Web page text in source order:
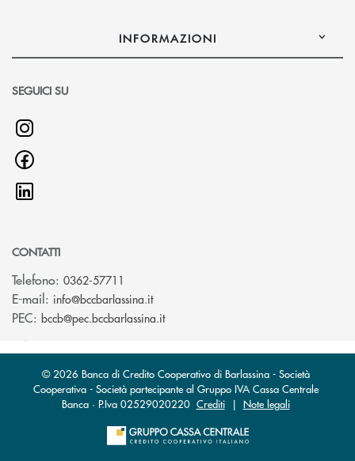
INFORMAZIONI
SEGUICI SU
CONTATTI
Telefono: 0362-57711
E-mail: info@bccbarlassina.it(si apre l’app di posta elettronica)
PEC: bccb@pec.bccbarlassina.it(si apre l’app di posta elettronica)
© 2026 Banca di Credito Cooperativo di Barlassina - Società
Cooperativa - Società partecipante al Gruppo IVA Cassa Centrale
Banca · P.Iva 02529020220 Crediti| Note legali